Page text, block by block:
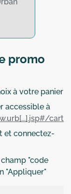
promo
à votre panier
accessible à
cart
et connectez-
"code
"Appliquer"